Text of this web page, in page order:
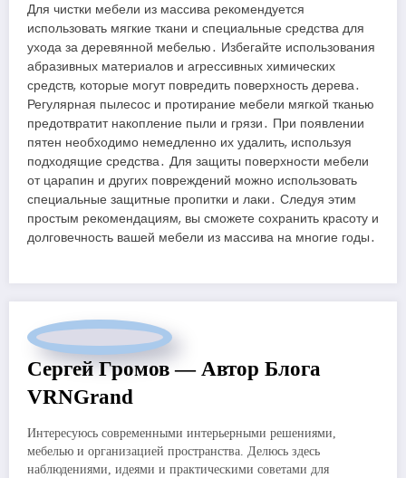
Для чистки мебели из массива рекомендуется
использовать мягкие ткани и специальные средства для
ухода за деревянной мебелью․ Избегайте использования
абразивных материалов и агрессивных химических
средств, которые могут повредить поверхность дерева․
Регулярная пылесос и протирание мебели мягкой тканью
предотвратит накопление пыли и грязи․ При появлении
пятен необходимо немедленно их удалить, используя
подходящие средства․ Для защиты поверхности мебели
от царапин и других повреждений можно использовать
специальные защитные пропитки и лаки․ Следуя этим
простым рекомендациям, вы сможете сохранить красоту и
долговечность вашей мебели из массива на многие годы․
Сергей Громов — Автор Блога
VRNGrand
Интересуюсь современными интерьерными решениями,
мебелью и организацией пространства. Делюсь здесь
наблюдениями, идеями и практическими советами для